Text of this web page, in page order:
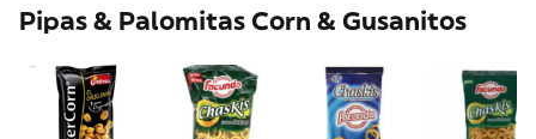
Pipas & Palomitas Corn & Gusanitos